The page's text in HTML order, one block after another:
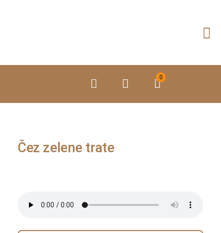
0
Čez zelene trate